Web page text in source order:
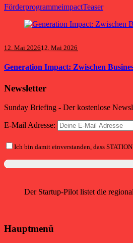
FörderprogrammeimpactTeaser
12. Mai 202612. Mai 2026
Generation Impact: Zwischen
Newsletter
Sunday Briefing - Der kostenlose
E-Mail Adresse:
Ich bin damit einverstanden, dass
Der Startup-Pilot listet die
Hauptmenü